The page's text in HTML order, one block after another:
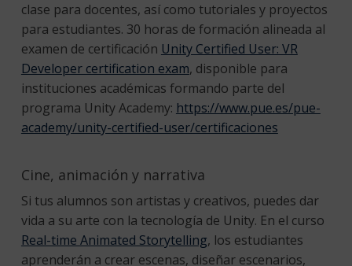
clase para docentes, así como tutoriales y proyectos
para estudiantes. 30 horas de formación alineada al
examen de certificación Unity Certified User: VR
Developer certification exam, disponible para
instituciones académicas formando parte del
programa Unity Academy: https://www.pue.es/pue-
academy/unity-certified-user/certificaciones
Cine, animación y narrativa
Si tus alumnos son artistas y creativos, puedes dar
vida a su arte con la tecnología de Unity. En el curso
Real-time Animated Storytelling, los estudiantes
aprenderán a crear escenas, diseñar escenarios,